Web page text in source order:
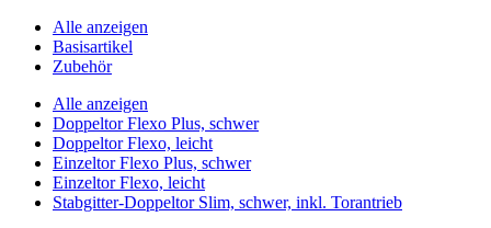
Alle anzeigen
Basisartikel
Zubehör
Alle anzeigen
Doppeltor Flexo Plus, schwer
Doppeltor Flexo, leicht
Einzeltor Flexo Plus, schwer
Einzeltor Flexo, leicht
Stabgitter-Doppeltor Slim, schwer, inkl. Torantrieb